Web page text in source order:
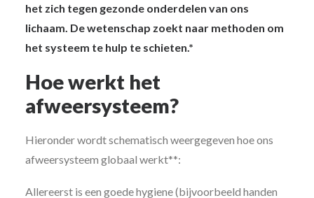
het zich tegen gezonde onderdelen van ons
lichaam. De wetenschap zoekt naar methoden om
het systeem te hulp te schieten.*
Hoe werkt het
afweersysteem?
Hieronder wordt schematisch weergegeven hoe ons
afweersysteem globaal werkt**:
Allereerst is een goede hygiene (bijvoorbeeld handen